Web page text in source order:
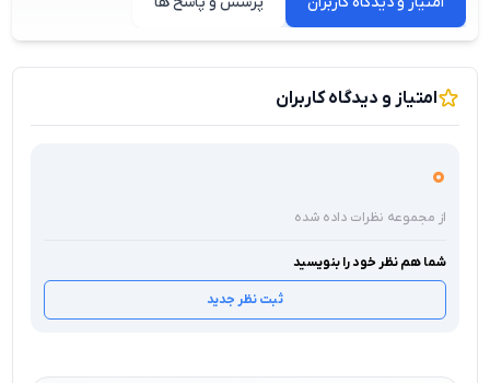
امتیاز و دیدگاه کاربران
0
از مجموعه نظرات داده شده
شما هم نظر خود را بنویسید
ثبت نظر جدید